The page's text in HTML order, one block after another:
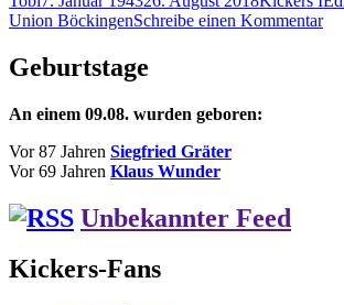
am
Union BöckingenSchreibe einen Kommentarzu
Geburtstage
An einem 09.08. wurden geboren:
Vor 87 Jahren Siegfried Gräter
Vor 69 Jahren Klaus Wunder
Unbekannter Feed
Kickers-Fans